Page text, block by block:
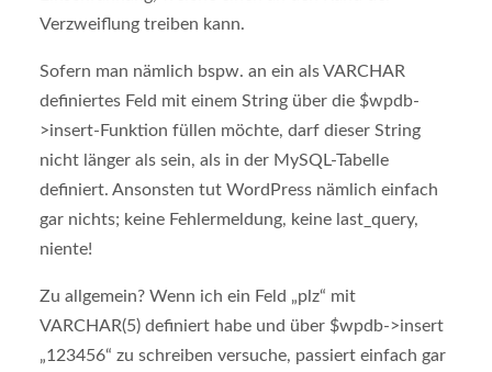
Verzweiflung treiben kann.
Sofern man nämlich bspw. an ein als VARCHAR
definiertes Feld mit einem String über die $wpdb-
>insert-Funktion füllen möchte, darf dieser String
nicht länger als sein, als in der MySQL-Tabelle
definiert. Ansonsten tut WordPress nämlich einfach
gar nichts; keine Fehlermeldung, keine last_query,
niente!
Zu allgemein? Wenn ich ein Feld „plz“ mit
VARCHAR(5) definiert habe und über $wpdb->insert
„123456“ zu schreiben versuche, passiert einfach gar